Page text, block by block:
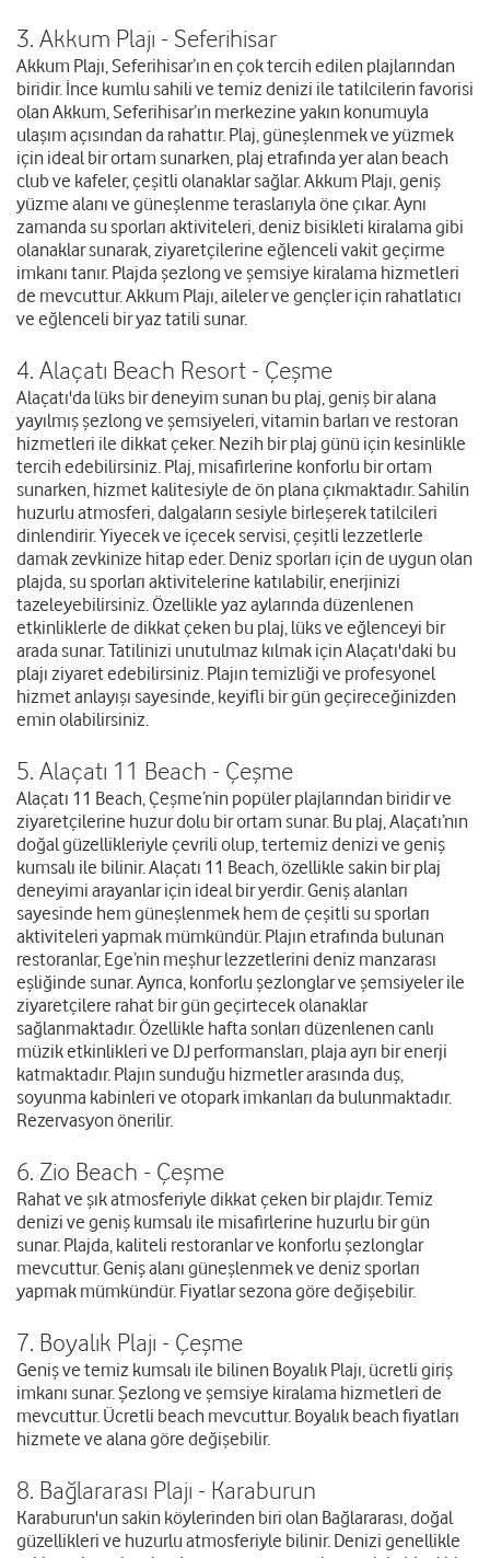
3. Akkum Plajı - Seferihisar
Akkum Plajı, Seferihisar’ın en çok tercih edilen plajlarından
biridir. İnce kumlu sahili ve temiz denizi ile tatilcilerin favorisi
olan Akkum, Seferihisar’ın merkezine yakın konumuyla
ulaşım açısından da rahattır. Plaj, güneşlenmek ve yüzmek
için ideal bir ortam sunarken, plaj etrafında yer alan beach
club ve kafeler, çeşitli olanaklar sağlar. Akkum Plajı, geniş
yüzme alanı ve güneşlenme teraslarıyla öne çıkar. Aynı
zamanda su sporları aktiviteleri, deniz bisikleti kiralama gibi
olanaklar sunarak, ziyaretçilerine eğlenceli vakit geçirme
imkanı tanır. Plajda şezlong ve şemsiye kiralama hizmetleri
de mevcuttur. Akkum Plajı, aileler ve gençler için rahatlatıcı
ve eğlenceli bir yaz tatili sunar.
4. Alaçatı Beach Resort - Çeşme
Alaçatı'da lüks bir deneyim sunan bu plaj, geniş bir alana
yayılmış şezlong ve şemsiyeleri, vitamin barları ve restoran
hizmetleri ile dikkat çeker. Nezih bir plaj günü için kesinlikle
tercih edebilirsiniz. Plaj, misafirlerine konforlu bir ortam
sunarken, hizmet kalitesiyle de ön plana çıkmaktadır. Sahilin
huzurlu atmosferi, dalgaların sesiyle birleşerek tatilcileri
dinlendirir. Yiyecek ve içecek servisi, çeşitli lezzetlerle
damak zevkinize hitap eder. Deniz sporları için de uygun olan
plajda, su sporları aktivitelerine katılabilir, enerjinizi
tazeleyebilirsiniz. Özellikle yaz aylarında düzenlenen
etkinliklerle de dikkat çeken bu plaj, lüks ve eğlenceyi bir
arada sunar. Tatilinizi unutulmaz kılmak için Alaçatı'daki bu
plajı ziyaret edebilirsiniz. Plajın temizliği ve profesyonel
hizmet anlayışı sayesinde, keyifli bir gün geçireceğinizden
emin olabilirsiniz.
5. Alaçatı 11 Beach - Çeşme
Alaçatı 11 Beach, Çeşme’nin popüler plajlarından biridir ve
ziyaretçilerine huzur dolu bir ortam sunar. Bu plaj, Alaçatı’nın
doğal güzellikleriyle çevrili olup, tertemiz denizi ve geniş
kumsalı ile bilinir. Alaçatı 11 Beach, özellikle sakin bir plaj
deneyimi arayanlar için ideal bir yerdir. Geniş alanları
sayesinde hem güneşlenmek hem de çeşitli su sporları
aktiviteleri yapmak mümkündür. Plajın etrafında bulunan
restoranlar, Ege’nin meşhur lezzetlerini deniz manzarası
eşliğinde sunar. Ayrıca, konforlu şezlonglar ve şemsiyeler ile
ziyaretçilere rahat bir gün geçirtecek olanaklar
sağlanmaktadır. Özellikle hafta sonları düzenlenen canlı
müzik etkinlikleri ve DJ performansları, plaja ayrı bir enerji
katmaktadır. Plajın sunduğu hizmetler arasında duş,
soyunma kabinleri ve otopark imkanları da bulunmaktadır.
Rezervasyon önerilir.
6. Zio Beach - Çeşme
Rahat ve şık atmosferiyle dikkat çeken bir plajdır. Temiz
denizi ve geniş kumsalı ile misafirlerine huzurlu bir gün
sunar. Plajda, kaliteli restoranlar ve konforlu şezlonglar
mevcuttur. Geniş alanı güneşlenmek ve deniz sporları
yapmak mümkündür. Fiyatlar sezona göre değişebilir.
7. Boyalık Plajı - Çeşme
Geniş ve temiz kumsalı ile bilinen Boyalık Plajı, ücretli giriş
imkanı sunar. Şezlong ve şemsiye kiralama hizmetleri de
mevcuttur. Ücretli beach mevcuttur. Boyalık beach fiyatları
hizmete ve alana göre değişebilir.
8. Bağlararası Plajı - Karaburun
Karaburun'un sakin köylerinden biri olan Bağlararası, doğal
güzellikleri ve huzurlu atmosferiyle bilinir. Denizi genellikle